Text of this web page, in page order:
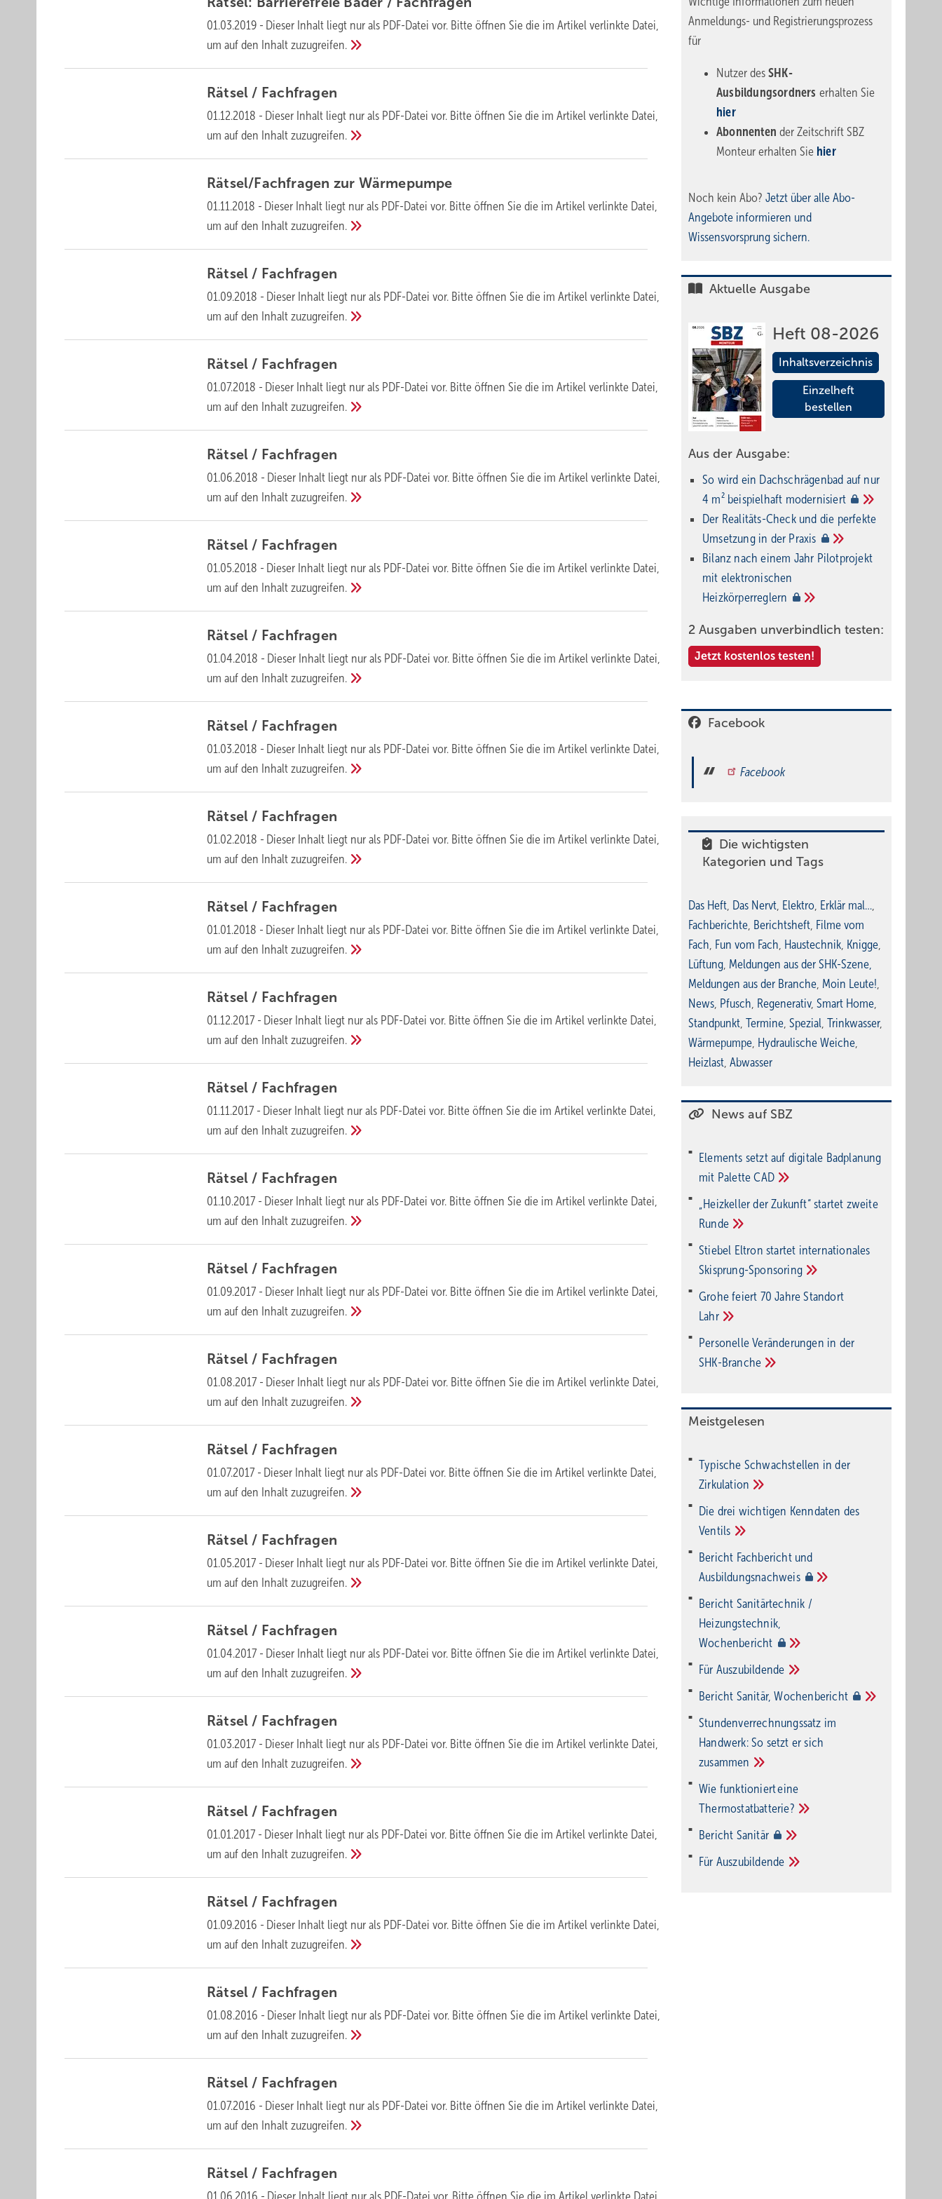
01.03.2019 - Dieser Inhalt liegt nur als PDF-Datei vor. Bitte öffnen Sie die im Artikel verlinkte Datei,
um auf den Inhaltzuzugreifen.
Rätsel / Fachfragen
01.12.2018 - Dieser Inhalt liegt nur als PDF-Datei vor. Bitte öffnen Sie die im Artikel verlinkte Datei,
um auf den Inhaltzuzugreifen.
Rätsel/Fachfragen zur Wärmepumpe
01.11.2018 - Dieser Inhalt liegt nur als PDF-Datei vor. Bitte öffnen Sie die im Artikel verlinkte Datei,
um auf den Inhaltzuzugreifen.
Rätsel / Fachfragen
01.09.2018 - Dieser Inhalt liegt nur als PDF-Datei vor. Bitte öffnen Sie die im Artikel verlinkte Datei,
um auf den Inhaltzuzugreifen.
Rätsel / Fachfragen
01.07.2018 - Dieser Inhalt liegt nur als PDF-Datei vor. Bitte öffnen Sie die im Artikel verlinkte Datei,
um auf den Inhaltzuzugreifen.
Rätsel / Fachfragen
01.06.2018 - Dieser Inhalt liegt nur als PDF-Datei vor. Bitte öffnen Sie die im Artikel verlinkte Datei,
um auf den Inhaltzuzugreifen.
Rätsel / Fachfragen
01.05.2018 - Dieser Inhalt liegt nur als PDF-Datei vor. Bitte öffnen Sie die im Artikel verlinkte Datei,
um auf den Inhaltzuzugreifen.
Rätsel / Fachfragen
01.04.2018 - Dieser Inhalt liegt nur als PDF-Datei vor. Bitte öffnen Sie die im Artikel verlinkte Datei,
um auf den Inhaltzuzugreifen.
Rätsel / Fachfragen
01.03.2018 - Dieser Inhalt liegt nur als PDF-Datei vor. Bitte öffnen Sie die im Artikel verlinkte Datei,
um auf den Inhaltzuzugreifen.
Rätsel / Fachfragen
01.02.2018 - Dieser Inhalt liegt nur als PDF-Datei vor. Bitte öffnen Sie die im Artikel verlinkte Datei,
um auf den Inhaltzuzugreifen.
Rätsel / Fachfragen
01.01.2018 - Dieser Inhalt liegt nur als PDF-Datei vor. Bitte öffnen Sie die im Artikel verlinkte Datei,
um auf den Inhaltzuzugreifen.
Rätsel / Fachfragen
01.12.2017 - Dieser Inhalt liegt nur als PDF-Datei vor. Bitte öffnen Sie die im Artikel verlinkte Datei,
um auf den Inhaltzuzugreifen.
Rätsel / Fachfragen
01.11.2017 - Dieser Inhalt liegt nur als PDF-Datei vor. Bitte öffnen Sie die im Artikel verlinkte Datei,
um auf den Inhaltzuzugreifen.
Rätsel / Fachfragen
01.10.2017 - Dieser Inhalt liegt nur als PDF-Datei vor. Bitte öffnen Sie die im Artikel verlinkte Datei,
um auf den Inhaltzuzugreifen.
Rätsel / Fachfragen
01.09.2017 - Dieser Inhalt liegt nur als PDF-Datei vor. Bitte öffnen Sie die im Artikel verlinkte Datei,
um auf den Inhaltzuzugreifen.
Rätsel / Fachfragen
01.08.2017 - Dieser Inhalt liegt nur als PDF-Datei vor. Bitte öffnen Sie die im Artikel verlinkte Datei,
um auf den Inhaltzuzugreifen.
Rätsel / Fachfragen
01.07.2017 - Dieser Inhalt liegt nur als PDF-Datei vor. Bitte öffnen Sie die im Artikel verlinkte Datei,
um auf den Inhaltzuzugreifen.
Rätsel / Fachfragen
01.05.2017 - Dieser Inhalt liegt nur als PDF-Datei vor. Bitte öffnen Sie die im Artikel verlinkte Datei,
um auf den Inhaltzuzugreifen.
Rätsel / Fachfragen
01.04.2017 - Dieser Inhalt liegt nur als PDF-Datei vor. Bitte öffnen Sie die im Artikel verlinkte Datei,
um auf den Inhaltzuzugreifen.
Rätsel / Fachfragen
01.03.2017 - Dieser Inhalt liegt nur als PDF-Datei vor. Bitte öffnen Sie die im Artikel verlinkte Datei,
um auf den Inhaltzuzugreifen.
Rätsel / Fachfragen
01.01.2017 - Dieser Inhalt liegt nur als PDF-Datei vor. Bitte öffnen Sie die im Artikel verlinkte Datei,
um auf den Inhaltzuzugreifen.
Rätsel / Fachfragen
01.09.2016 - Dieser Inhalt liegt nur als PDF-Datei vor. Bitte öffnen Sie die im Artikel verlinkte Datei,
um auf den Inhaltzuzugreifen.
Rätsel / Fachfragen
01.08.2016 - Dieser Inhalt liegt nur als PDF-Datei vor. Bitte öffnen Sie die im Artikel verlinkte Datei,
um auf den Inhaltzuzugreifen.
Rätsel / Fachfragen
01.07.2016 - Dieser Inhalt liegt nur als PDF-Datei vor. Bitte öffnen Sie die im Artikel verlinkte Datei,
um auf den Inhaltzuzugreifen.
Rätsel / Fachfragen
01.06.2016 - Dieser Inhalt liegt nur als PDF-Datei vor. Bitte öffnen Sie die im Artikel verlinkte Datei,
Anmeldungs- und Registrierungsprozess
für
Nutzer des SHK-
Ausbildungsordners erhalten Sie
hier
Abonnentender Zeitschrift SBZ
Monteur erhalten Sie hier
Noch kein Abo? Jetzt über alle Abo-
Angebote informieren und
Wissensvorsprung sichern.
Aktuelle Ausgabe
Heft 08-2026
Inhaltsverzeichnis
Einzelheft
bestellen
Aus der Ausgabe:
So wird ein Dach­schrägenbad auf nur
4 m² beispielhaft modernisiert
Der Realitäts-Check und die perfekte
Umsetzung in der Praxis
Bilanz nach einem Jahr Pilotprojekt
mit elektronischen
Heizkörperreglern
2 Ausgaben unverbindlich testen:
Jetzt kostenlos testen!
Facebook
Facebook
Die wichtigsten
Kategorien und Tags
Das Heft, Das Nervt, Elektro, Erklär mal…,
Fachberichte, Berichtsheft, Filme vom
Fach, Fun vom Fach, Haustechnik, Knigge,
Lüftung, Meldungen aus der SHK-Szene,
Meldungen aus der Branche, Moin Leute!,
News, Pfusch, Regenerativ, Smart Home,
Standpunkt, Termine, Spezial, Trinkwasser,
Wärmepumpe, Hydraulische Weiche,
Heizlast, Abwasser
News auf SBZ
Elements setzt auf di­gi­ta­le Bad­pla­nung
mit PaletteCAD
„Heizkeller der Zu­kunft“ star­tet zwei­te
Run­de
Stiebel Eltron startet internatio­nales
Ski­sprung-Spon­soring
Grohe feiert 70 Jahre Standort
Lahr
Personelle Veränderungen in der
SHK-Branche
Meistgelesen
Typische Schwachstellen in der
Zirkulation
Die drei wichtigen Kenndaten des
Ventils
Bericht Fachbericht und
Ausbildungsnachweis
Bericht Sanitärtechnik /
Heizungstechnik,
Wochenbericht
Für Auszubildende
Bericht Sanitär,Wochenbericht
Stundenverrechnungssatz im
Handwerk: So setzt er sich
zusammen
Wie funktioniert eine
Thermostatbatterie?
Bericht Sanitär
Für Auszubildende